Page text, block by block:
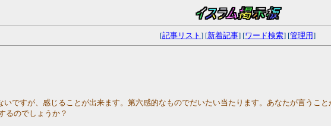
[記事リスト ] [新着記事] [ワード検索] [管理用]
ですが、感じることが出来ます。第六感的なものでだいたい当たります。あなたが言うこ
るのでしょうか？